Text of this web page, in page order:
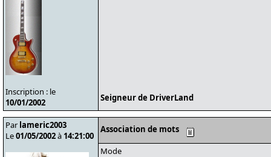
Inscription : le
10/01/2002
Seigneur de DriverLand
Par lameric2003
Le01/05/2002à 14:21:00
Association de mots
Mode